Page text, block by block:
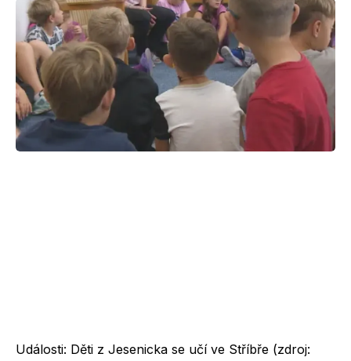
Události: Děti z Jesenicka se učí ve Stříbře (zdroj: